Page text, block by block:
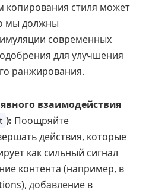
копирования стиля может
мы должны
современных
для улучшения
ранжирования.
взаимодействия
): Поощряйте
действия, которые
как сильный сигнал
контента (например, в
добавление в